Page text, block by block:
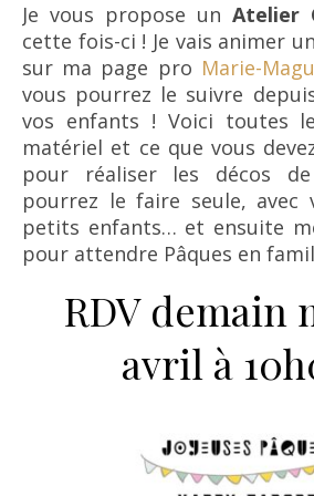
Je vous propose un Atelier
cette fois-ci ! Je vais animer
sur ma page pro Marie-
vous pourrez le suivre
vos enfants ! Voici toutes
matériel et ce que vous
pour réaliser les décos de
pourrez le faire seule, avec
petits enfants… et ensuite
pour attendre Pâques en
RDV demain
avril à